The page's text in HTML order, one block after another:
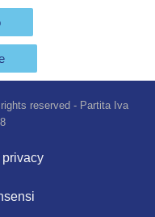
reserved - Partita Iva
privacy